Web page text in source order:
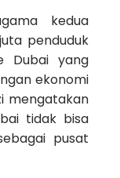
kedua
penduduk
Dubai yang
ekonomi
mengatakan
tidak bisa
pusat